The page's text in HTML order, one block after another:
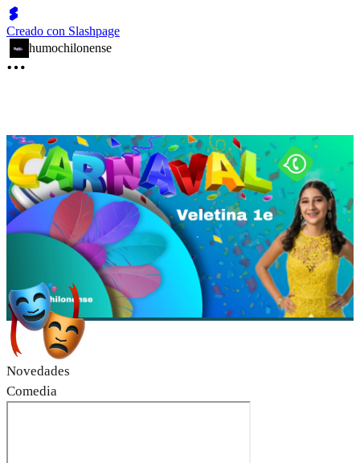
Creado con Slashpage
humochilonense
Novedades
Comedia